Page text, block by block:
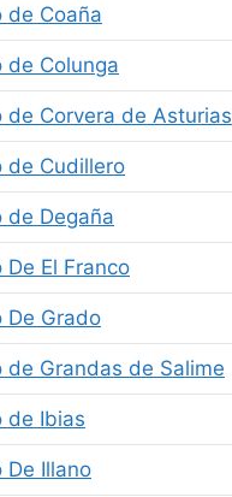
de Coaña
de Colunga
de Corvera de Asturias
de Cudillero
de Degaña
El Franco
De Grado
de Grandas de Salime
de Ibias
De Illano